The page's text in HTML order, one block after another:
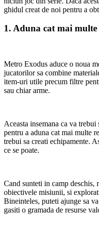
ghidul creat de noi pentru a
1. Aduna cat mai multe
Metro Exodus aduce o noua
jucatorilor sa combine
item-uri utile precum filtre
sau chiar arme.
Aceasta insemana ca va
pentru a aduna cat mai multe
trebui sa creati echipamente.
ce se poate.
Cand sunteti in camp deschis,
obiectivele misiunii, si
Bineinteles, puteti ajunge sa
gasiti o gramada de resurse